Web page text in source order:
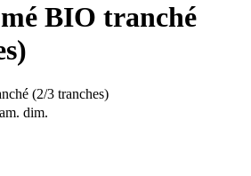
BIO tranché
dim.